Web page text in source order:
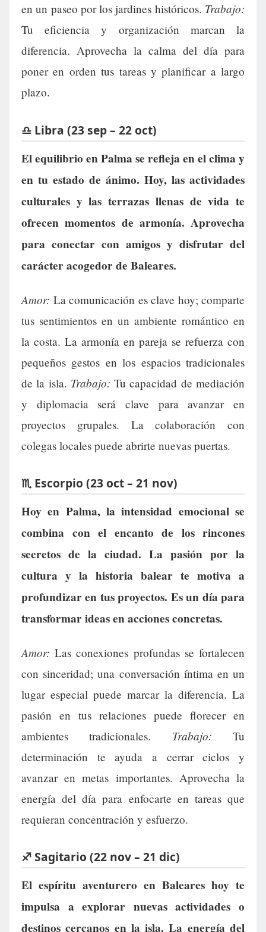
en un paseo por los jardines históricos. Trabajo:
Tu eficiencia y organización marcan la
diferencia. Aprovecha la calma del día para
poner en orden tus tareas y planificar a largo
plazo.
♎ Libra (23 sep – 22 oct)
El equilibrio en Palma se refleja en el clima y
en tu estado de ánimo. Hoy, las actividades
culturales y las terrazas llenas de vida te
ofrecen momentos de armonía. Aprovecha
para conectar con amigos y disfrutar del
carácter acogedor de Baleares.
Amor: La comunicación es clave hoy; comparte
tus sentimientos en un ambiente romántico en
la costa. La armonía en pareja se refuerza con
pequeños gestos en los espacios tradicionales
de la isla. Trabajo: Tu capacidad de mediación
y diplomacia será clave para avanzar en
proyectos grupales. La colaboración con
colegas locales puede abrirte nuevas puertas.
♏ Escorpio (23 oct – 21 nov)
Hoy en Palma, la intensidad emocional se
combina con el encanto de los rincones
secretos de la ciudad. La pasión por la
cultura y la historia balear te motiva a
profundizar en tus proyectos. Es un día para
transformar ideas en acciones concretas.
Amor: Las conexiones profundas se fortalecen
con sinceridad; una conversación íntima en un
lugar especial puede marcar la diferencia. La
pasión en tus relaciones puede florecer en
ambientes tradicionales. Trabajo: Tu
determinación te ayuda a cerrar ciclos y
avanzar en metas importantes. Aprovecha la
energía del día para enfocarte en tareas que
requieran concentración y esfuerzo.
♐ Sagitario (22 nov – 21 dic)
El espíritu aventurero en Baleares hoy te
impulsa a explorar nuevas actividades o
destinos cercanos en la isla. La energía del